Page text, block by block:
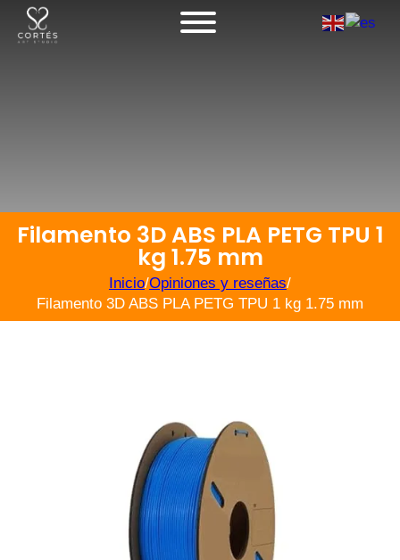
Filamento 3D ABS PLA PETG TPU 1
kg 1.75 mm
Inicio/Opiniones y reseñas/
Filamento 3D ABS PLA PETG TPU 1 kg 1.75 mm